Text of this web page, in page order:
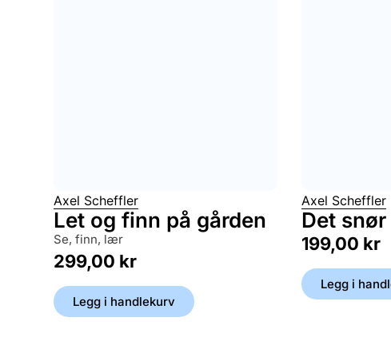
Axel Scheffler
Let og finn på gården
se, finn, lær
299,00 kr
Legg i handlekurv
Axel Scheffler
Det snør
199,00 kr
Legg i